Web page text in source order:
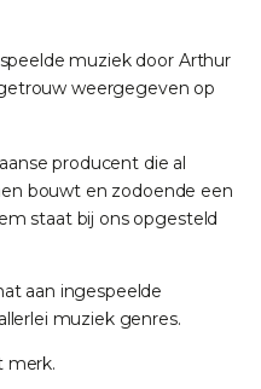
muziek door Arthur
weergegeven op
producent die al
bouwt en zodoende een
staat bij ons opgesteld
aan ingespeelde
muziek genres.
merk.